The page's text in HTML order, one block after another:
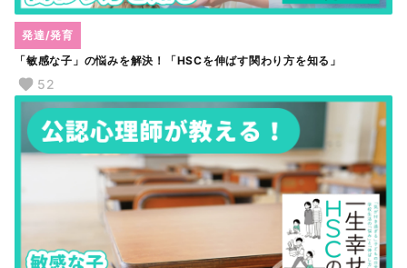
「敏感な子」の悩みを解決！「HSCを伸ばす関わり方を知る」
発達/発育
52